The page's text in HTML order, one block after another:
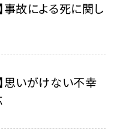
事故による死に関し
思いがけない不幸